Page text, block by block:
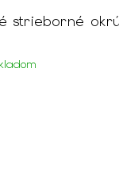
strieborné